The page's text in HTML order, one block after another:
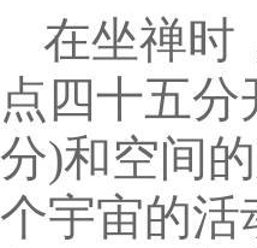
在坐禅时
点四十五
分)和空间
个宇宙的活